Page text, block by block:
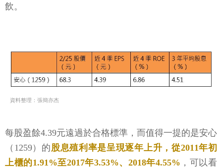
飲。
資料整理：張簡亦杰
每股盈餘4.39元遠過於合格標準，而值得一提的是安心
（1259）的 股息殖利率是呈現逐年上升，從2011年初
上櫃的1.91%至2017年3.53%、2018年4.55% ，可以看